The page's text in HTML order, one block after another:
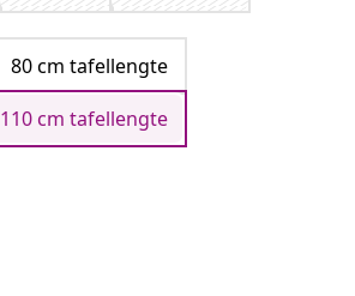
80 cm tafellengte
110 cm tafellengte